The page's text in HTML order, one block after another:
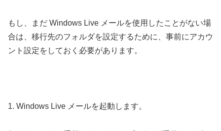
もし、まだ Windows Live メールを使用したことがない場
合は、移行先のフォルダを設定するために、事前にアカウ
ント設定をしておく必要があります。
1. Windows Live メールを起動します。